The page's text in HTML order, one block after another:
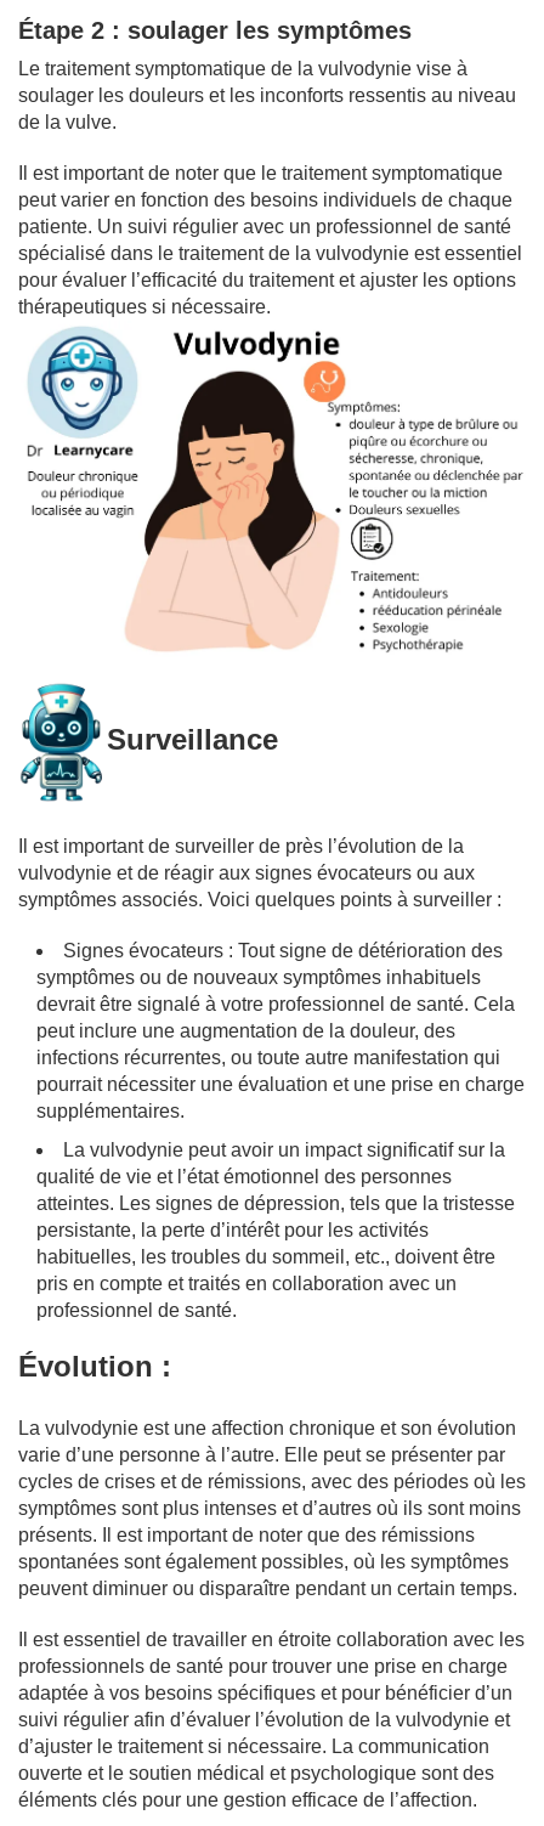
Étape 2 : soulager les symptômes
Le traitement symptomatique de la vulvodynie vise à
soulager les douleurs et les inconforts ressentis au niveau
de la vulve.
Il est important de noter que le traitement symptomatique
peut varier en fonction des besoins individuels de chaque
patiente. Un suivi régulier avec un professionnel de santé
spécialisé dans le traitement de la vulvodynie est essentiel
pour évaluer l’efficacité du traitement et ajuster les options
thérapeutiques si nécessaire.
Surveillance
Il est important de surveiller de près l’évolution de la
vulvodynie et de réagir aux signes évocateurs ou aux
symptômes associés. Voici quelques points à surveiller :
Signes évocateurs : Tout signe de détérioration des
symptômes ou de nouveaux symptômes inhabituels
devrait être signalé à votre professionnel de santé. Cela
peut inclure une augmentation de la douleur, des
infections récurrentes, ou toute autre manifestation qui
pourrait nécessiter une évaluation et une prise en charge
supplémentaires.
La vulvodynie peut avoir un impact significatif sur la
qualité de vie et l’état émotionnel des personnes
atteintes. Les signes de dépression, tels que la tristesse
persistante, la perte d’intérêt pour les activités
habituelles, les troubles du sommeil, etc., doivent être
pris en compte et traités en collaboration avec un
professionnel de santé.
Évolution :
La vulvodynie est une affection chronique et son évolution
varie d’une personne à l’autre. Elle peut se présenter par
cycles de crises et de rémissions, avec des périodes où les
symptômes sont plus intenses et d’autres où ils sont moins
présents. Il est important de noter que des rémissions
spontanées sont également possibles, où les symptômes
peuvent diminuer ou disparaître pendant un certain temps.
Il est essentiel de travailler en étroite collaboration avec les
professionnels de santé pour trouver une prise en charge
adaptée à vos besoins spécifiques et pour bénéficier d’un
suivi régulier afin d’évaluer l’évolution de la vulvodynie et
d’ajuster le traitement si nécessaire. La communication
ouverte et le soutien médical et psychologique sont des
éléments clés pour une gestion efficace de l’affection.